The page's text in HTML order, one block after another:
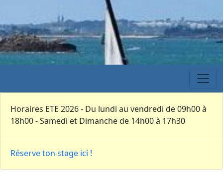
Horaires ETE 2026 - Du lundi au vendredi de 09h00 à
18h00 - Samedi et Dimanche de 14h00 à 17h30
Réserve ton stage ici !